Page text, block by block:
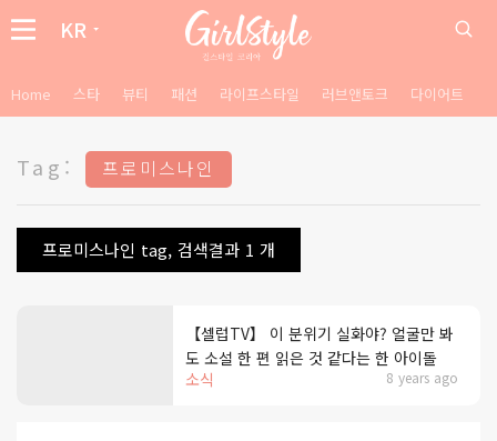
KR
Home 스타 뷰티 패션 라이프스타일 러브앤토크 다이어트
Tag: 프로미스나인
프로미스나인 tag, 검색결과 1 개
소식 8 years ago
【셀럽TV】 이 분위기 실화야? 얼굴만 봐
도 소설 한 편 읽은 것 같다는 한 아이돌